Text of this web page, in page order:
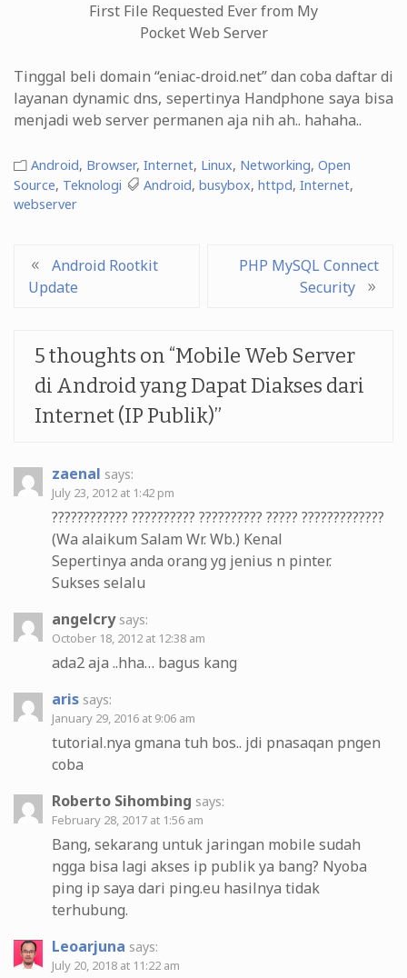
First File Requested Ever from My
Pocket Web Server
Tinggal beli domain “eniac-droid.net” dan coba daftar di
layanan dynamic dns, sepertinya Handphone saya bisa
menjadi web server permanen aja nih ah.. hahaha..
Android, Browser, Internet, Linux, Networking, Open
Source, Teknologi Android, busybox, httpd, Internet,
webserver
Post
navigation
Android Rootkit
Update
PHP MySQL Connect
Security
5 thoughts on “Mobile Web Server
di Android yang Dapat Diakses dari
Internet (IP Publik)”
zaenal says:
July 23, 2012 at 1:42 pm
???????????? ?????????? ?????????? ????? ?????????????
(Wa alaikum Salam Wr. Wb.) Kenal
Sepertinya anda orang yg jenius n pinter.
Sukses selalu
angelcry says:
October 18, 2012 at 12:38 am
ada2 aja ..hha… bagus kang
aris says:
January 29, 2016 at 9:06 am
tutorial.nya gmana tuh bos.. jdi pnasaqan pngen
coba
Roberto Sihombing says:
February 28, 2017 at 1:56 am
Bang, sekarang untuk jaringan mobile sudah
ngga bisa lagi akses ip publik ya bang? Nyoba
ping ip saya dari ping.eu hasilnya tidak
terhubung.
Leoarjuna says:
July 20, 2018 at 11:22 am